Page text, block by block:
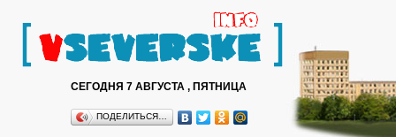
СЕГОДНЯ 7 АВГУСТА , ПЯТНИЦА
ПОДЕЛИТЬСЯ…